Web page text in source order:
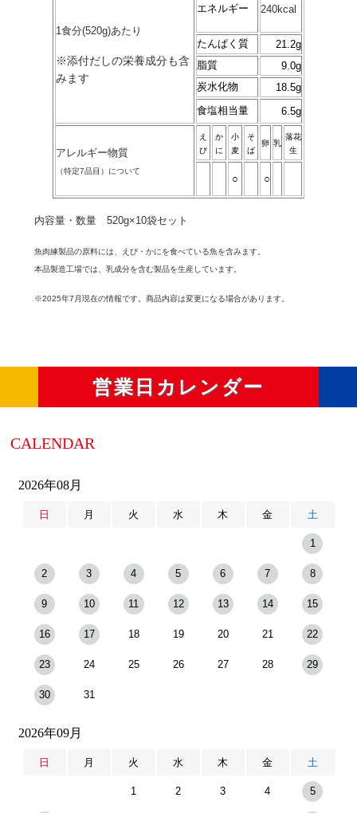
1食分(520g)あたり
※添付だしの栄養成分も含
みます
エネルギー 240kcal
たんぱく質
21.2g
脂質
9.0g
炭水化物
18.5g
食塩相当量
6.5g
アレルギー物質
（特定7品目）について
え
び
か
に
小
麦
そ
ば
卵 乳
落花
生
○ ○
内容量・数量 520g×10袋セット
魚肉練製品の原料には、えび・かにを食べている魚を含みます。
本品製造工場では、乳成分を含む製品を生産しています。
※2025年7月現在の情報です。商品内容は変更になる場合があります。
営業日カレンダー
CALENDAR
2026年08月
日 月 火 水 木 金 土
1
2 3 4 5 6 7 8
9 10 11 12 13 14 15
16 17 18 19 20 21 22
23 24 25 26 27 28 29
30 31
2026年09月
日 月 火 水 木 金 土
1 2 3 4 5